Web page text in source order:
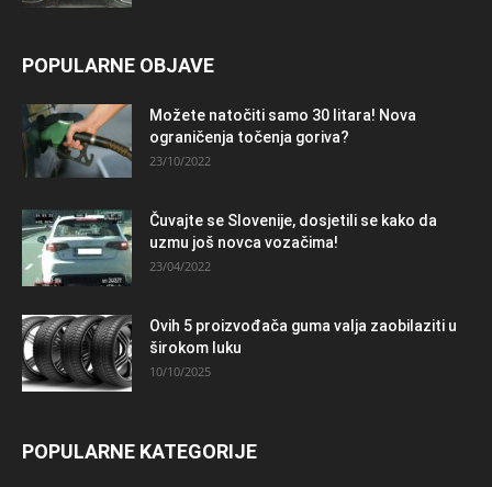
POPULARNE OBJAVE
Možete natočiti samo 30 litara! Nova
ograničenja točenja goriva?
23/10/2022
Čuvajte se Slovenije, dosjetili se kako da
uzmu još novca vozačima!
23/04/2022
Ovih 5 proizvođača guma valja zaobilaziti u
širokom luku
10/10/2025
POPULARNE KATEGORIJE